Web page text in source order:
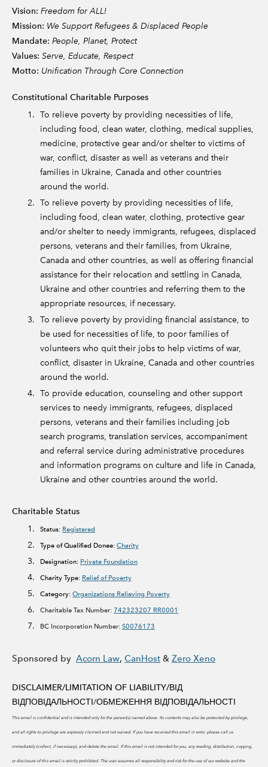
Vision: Freedom for ALL!
Mission: We Support Refugees & Displaced People
Mandate: People, Planet, Protect
Values: Serve, Educate, Respect
Motto: Unification Through Core Connection
Constitutional Charitable Purposes
To relieve poverty by providing necessities of life,
including food, clean water, clothing, medical supplies,
medicine, protective gear and/or shelter to victims of
war, conflict, disaster as well as veterans and their
families in Ukraine, Canada and other countries
around the world.
To relieve poverty by providing necessities of life,
including food, clean water, clothing, protective gear
and/or shelter to needy immigrants, refugees, displaced
persons, veterans and their families, from Ukraine,
Canada and other countries, as well as offering financial
assistance for their relocation and settling in Canada,
Ukraine and other countries and referring them to the
appropriate resources, if necessary.
To relieve poverty by providing financial assistance, to
be used for necessities of life, to poor families of
volunteers who quit their jobs to help victims of war,
conflict, disaster in Ukraine, Canada and other countries
around the world.
To provide education, counseling and other support
services to needy immigrants, refugees, displaced
persons, veterans and their families including job
search programs, translation services, accompaniment
and referral service during administrative procedures
and information programs on culture and life in Canada,
Ukraine and other countries around the world.
Charitable Status
Status: Registered
Type of Qualified Donee: Charity
Designation: Private Foundation
Charity Type: Relief of Poverty
Category: Organizations Relieving Poverty
Charitable Tax Number: 742323207 RR0001
BC Incorporation Number: S0076173
Sponsored by Acorn Law, CanHost & Zero Xeno
DISCLAIMER/LIMITATION OF LIABILITY/ВІД
ВІДПОВІДАЛЬНОСТІ/ОБМЕЖЕННЯ ВІДПОВІДАЛЬНОСТІ
This email is confidential and is intended only for the person(s) named above. Its contents may also be protected by privilege,
and all rights to privilege are expressly claimed and not waived. If you have received this email in error, please call us
immediately (collect, if necessary), and delete the email. If this email is not intended for you, any reading, distribution, copying,
or disclosure of this email is strictly prohibited. The user assumes all responsibility and risk for the use of our website and the